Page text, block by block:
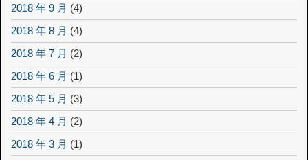
2018 年 9 月 (4)
2018 年 8 月 (4)
2018 年 7 月 (2)
2018 年 6 月 (1)
2018 年 5 月 (3)
2018 年 4 月 (2)
2018 年 3 月 (1)